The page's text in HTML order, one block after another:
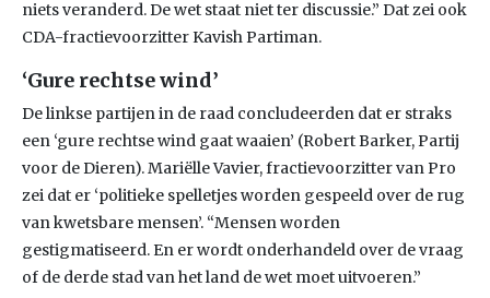
niets veranderd. De wet staat niet ter discussie.” Dat zei ook
CDA-fractievoorzitter Kavish Partiman.
‘Gure rechtse wind’
De linkse partijen in de raad concludeerden dat er straks
een ‘gure rechtse wind gaat waaien’ (Robert Barker, Partij
voor de Dieren). Mariëlle Vavier, fractievoorzitter van Pro
zei dat er ‘politieke spelletjes worden gespeeld over de rug
van kwetsbare mensen’. “Mensen worden
gestigmatiseerd. En er wordt onderhandeld over de vraag
of de derde stad van het land de wet moet uitvoeren.”